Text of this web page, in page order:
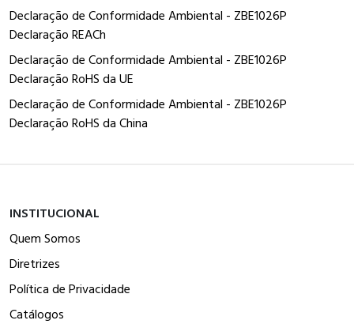
Declaração de Conformidade Ambiental - ZBE1026P
Declaração REACh
Declaração de Conformidade Ambiental - ZBE1026P
Declaração RoHS da UE
Declaração de Conformidade Ambiental - ZBE1026P
Declaração RoHS da China
INSTITUCIONAL
Quem Somos
Diretrizes
Política de Privacidade
Catálogos